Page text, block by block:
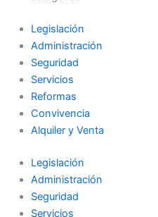
Legislación
Administración
Seguridad
Servicios
Reformas
Convivencia
Alquiler y Venta
Legislación
Administración
Seguridad
Servicios